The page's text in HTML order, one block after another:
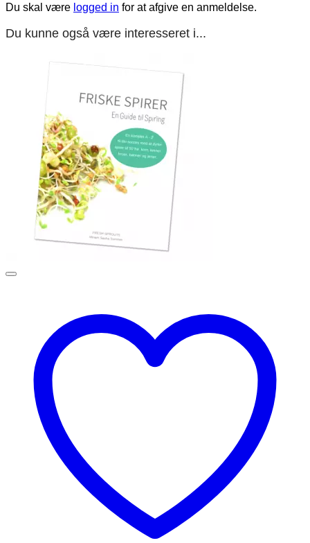
Du skal være logged in for at afgive en anmeldelse.
Du kunne også være interesseret i...